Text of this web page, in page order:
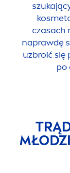
czasach
naprawdę
uzbroić się
po